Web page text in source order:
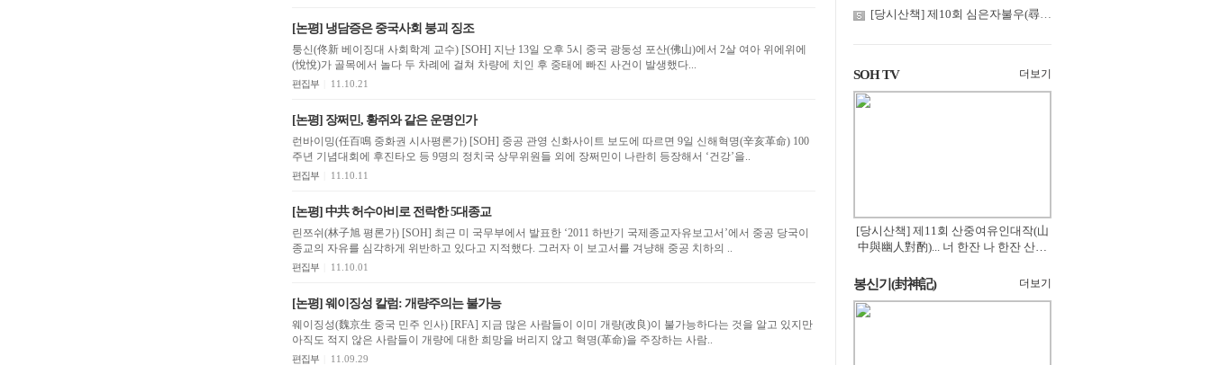
[논평] 냉담증은 중국사회 붕괴 징조
퉁신(佟新 베이징대 사회학계 교수) [SOH] 지난 13일 오후 5시 중국 광둥성 포산(佛山)에서 2살 여아 위에위에
(悅悅)가 골목에서 놀다 두 차례에 걸쳐 차량에 치인 후 중태에 빠진 사건이 발생했다...
편집부 11.10.21
[논평] 장쩌민, 황쥐와 같은 운명인가
런바이밍(任百鳴 중화권 시사평론가) [SOH] 중공 관영 신화사이트 보도에 따르면 9일 신해혁명(辛亥革命) 100
주년 기념대회에 후진타오 등 9명의 정치국 상무위원들 외에 장쩌민이 나란히 등장해서 ‘건강’을..
편집부 11.10.11
[논평] 中共 허수아비로 전락한 5대종교
린쯔쉬(林子旭 평론가) [SOH] 최근 미 국무부에서 발표한 ‘2011 하반기 국제종교자유보고서’에서 중공 당국이
종교의 자유를 심각하게 위반하고 있다고 지적했다. 그러자 이 보고서를 겨냥해 중공 치하의 ..
편집부 11.10.01
[논평] 웨이징성 칼럼: 개량주의는 불가능
웨이징성(魏京生 중국 민주 인사) [RFA] 지금 많은 사람들이 이미 개량(改良)이 불가능하다는 것을 알고 있지만
아직도 적지 않은 사람들이 개량에 대한 희망을 버리지 않고 혁명(革命)을 주장하는 사람..
편집부 11.09.29
[당시산책] 제10회 심은자불우(尋隱者不遇)... 깊은 산 구름 속 어....
SOH TV 더보기
[당시산책] 제11회 산중여유인대작(山
中與幽人對酌)... 너 한잔 나 한잔 산의
봉신기(封神記) 더보기